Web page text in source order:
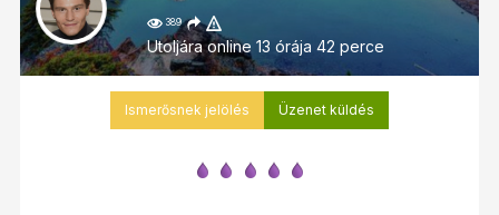
389
Utoljára online 13 órája 42 perce
Ismerősnek jelölés Üzenet küldés